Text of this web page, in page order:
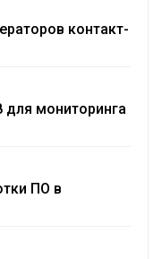
контакт-
для мониторинга
ПО в